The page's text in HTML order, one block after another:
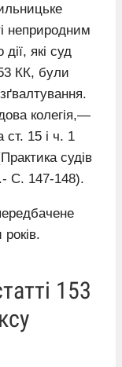
неприродним
які суд
КК, були
колегія,—
ст. 15 і ч. 1
судів
С. 147-148).
153